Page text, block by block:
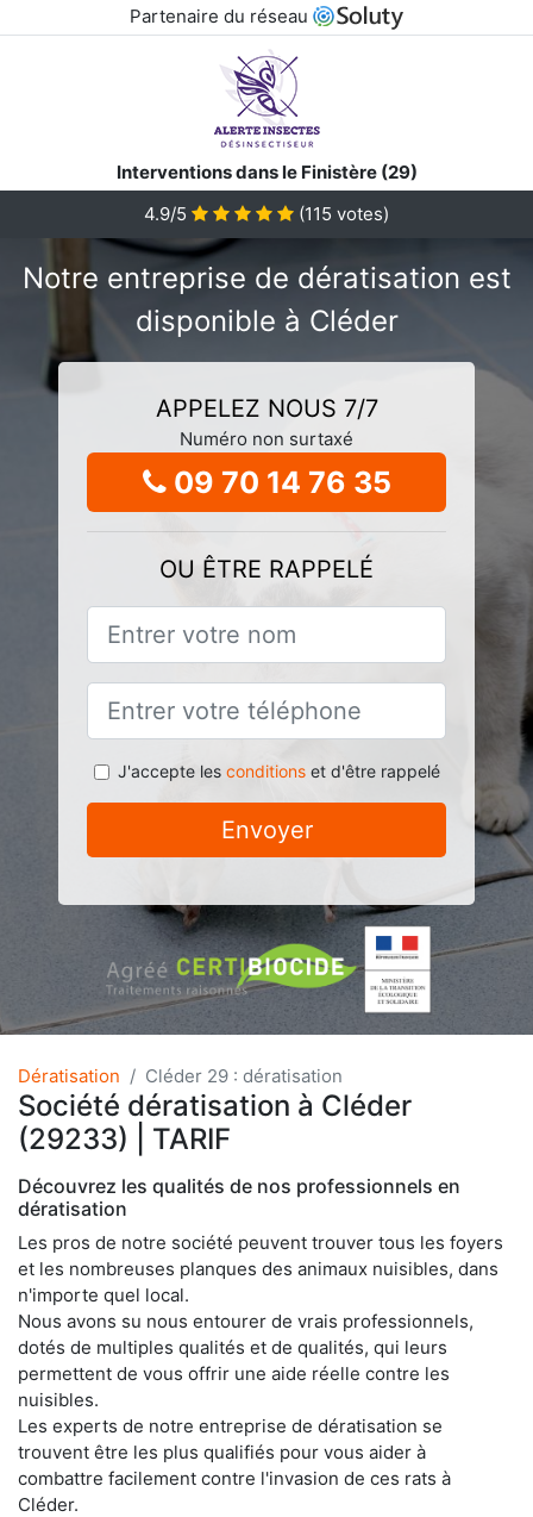
Partenaire du réseau
Interventions dans le Finistère (29)
4.9/5
(115 votes)
Notre entreprise de dératisation est
disponible à Cléder
APPELEZ NOUS 7/7
Numéro non surtaxé
09 70 14 76 35
OU ÊTRE RAPPELÉ
J'accepte les conditionset d'être rappelé
Envoyer
Dératisation Cléder 29 : dératisation
Société dératisation à Cléder
(29233) | TARIF
Découvrez les qualités de nos professionnels en
dératisation
Les pros de notre société peuvent trouver tous les foyers
et les nombreuses planques des animaux nuisibles, dans
n'importe quel local.
Nous avons su nous entourer de vrais professionnels,
dotés de multiples qualités et de qualités, qui leurs
permettent de vous offrir une aide réelle contre les
nuisibles.
Les experts de notre entreprise de dératisation se
trouvent être les plus qualifiés pour vous aider à
combattre facilement contre l'invasion de ces rats à
Cléder.